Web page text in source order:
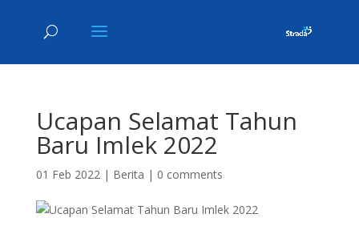
Ucapan Selamat Tahun
Baru Imlek 2022
01 Feb 2022| Berita | 0 comments